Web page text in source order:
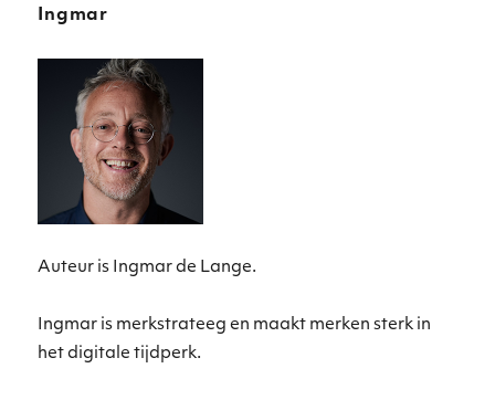
Ingmar
Auteur is Ingmar de Lange.
Ingmar is merkstrateeg en maakt merken sterk in
het digitale tijdperk.